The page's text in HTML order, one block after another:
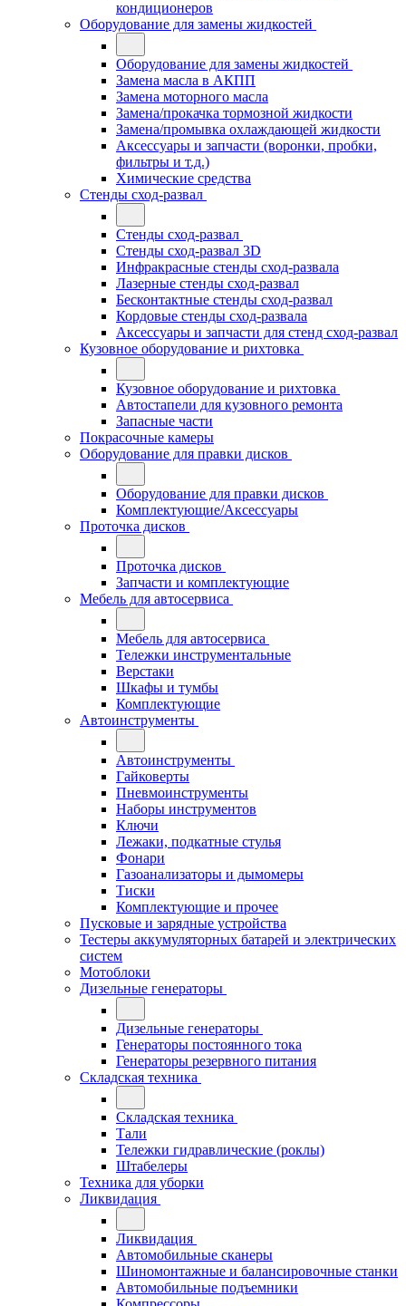
кондиционеров
Оборудование для замены жидкостей
Оборудование для замены жидкостей
Замена масла в АКПП
Замена моторного масла
Замена/прокачка тормозной жидкости
Замена/промывка охлаждающей жидкости
Аксессуары и запчасти (воронки, пробки,
фильтры и т.д.)
Химические средства
Стенды сход-развал
Стенды сход-развал
Стенды сход-развал 3D
Инфракрасные стенды сход-развала
Лазерные стенды сход-развал
Бесконтактные стенды сход-развал
Кордовые стенды сход-развала
Аксессуары и запчасти для стенд сход-развал
Кузовное оборудование и рихтовка
Кузовное оборудование и рихтовка
Автостапели для кузовного ремонта
Запасные части
Покрасочные камеры
Оборудование для правки дисков
Оборудование для правки дисков
Комплектующие/Аксессуары
Проточка дисков
Проточка дисков
Запчасти и комплектующие
Мебель для автосервиса
Мебель для автосервиса
Тележки инструментальные
Верстаки
Шкафы и тумбы
Комплектующие
Автоинструменты
Автоинструменты
Гайковерты
Пневмоинструменты
Наборы инструментов
Ключи
Лежаки, подкатные стулья
Фонари
Газоанализаторы и дымомеры
Тиски
Комплектующие и прочее
Пусковые и зарядные устройства
Тестеры аккумуляторных батарей и электрических
систем
Мотоблоки
Дизельные генераторы
Дизельные генераторы
Генераторы постоянного тока
Генераторы резервного питания
Складская техника
Складская техника
Тали
Тележки гидравлические (роклы)
Штабелеры
Техника для уборки
Ликвидация
Ликвидация
Автомобильные сканеры
Шиномонтажные и балансировочные станки
Автомобильные подъемники